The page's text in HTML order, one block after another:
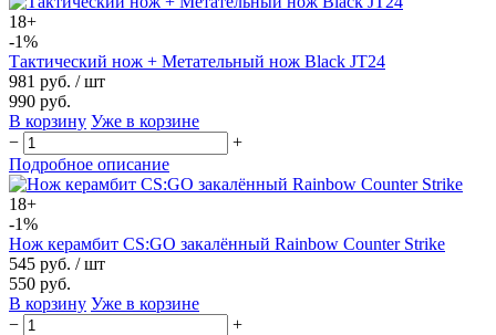
18+
-1%
Тактический нож + Метательный нож Black JT24
981 руб. / шт
990 руб.
В корзину Уже в корзине
−
+
Подробное описание
18+
-1%
Нож керамбит CS:GO закалённый Rainbow Counter Strike
545 руб. / шт
550 руб.
В корзину Уже в корзине
−
+